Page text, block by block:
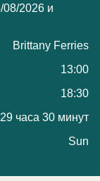
2026 и
Brittany Ferries
13:00
18:30
29 часа 30 минут
Sun